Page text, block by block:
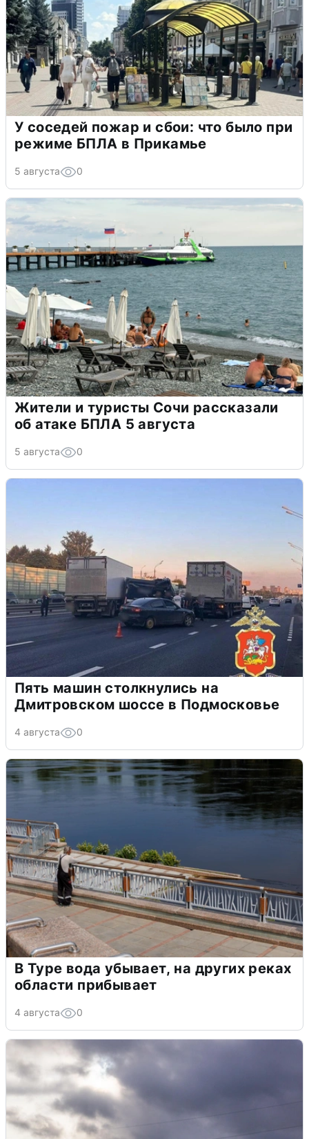
У соседей пожар и сбои: что было при
режиме БПЛА в Прикамье
5 августа 0
Жители и туристы Сочи рассказали
об атаке БПЛА 5 августа
5 августа 0
Пять машин столкнулись на
Дмитровском шоссе в Подмосковье
4 августа 0
В Туре вода убывает, на других реках
области прибывает
4 августа 0